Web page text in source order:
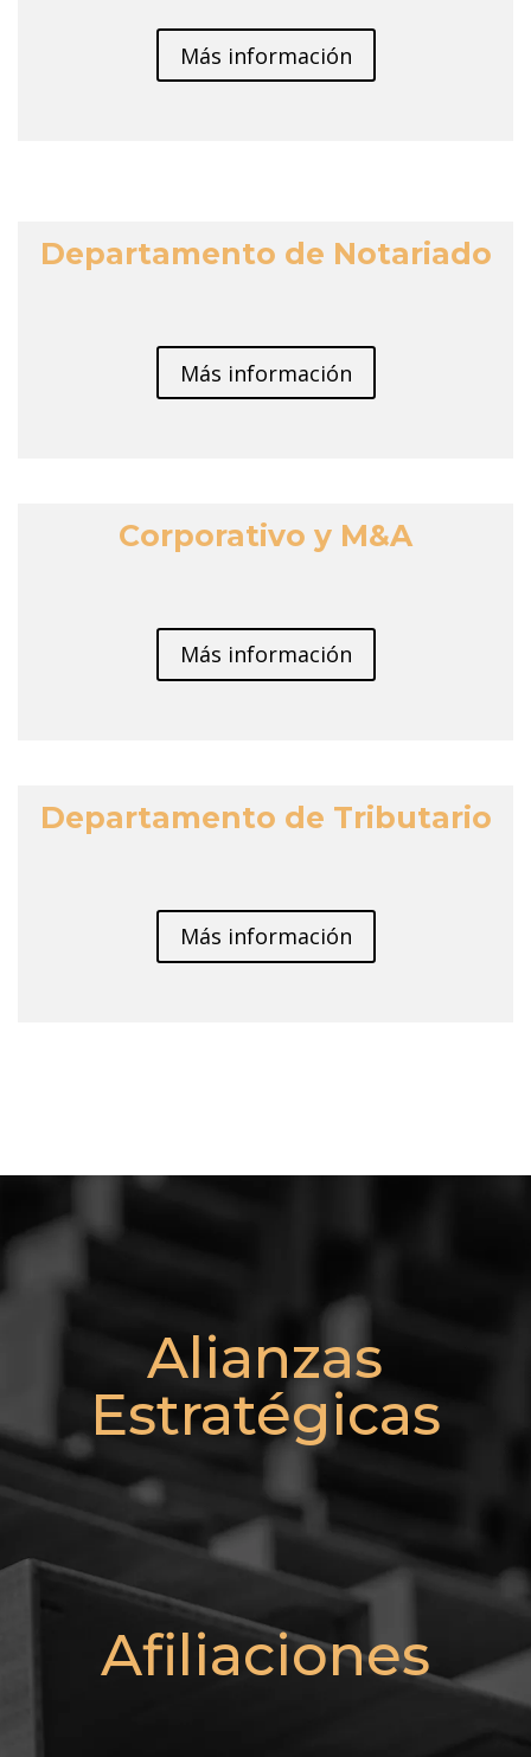
Más información
Departamento de Notariado
Más información
Corporativo y M&A
Más información
Departamento de Tributario
Más información
Alianzas
Estratégicas
Afiliaciones